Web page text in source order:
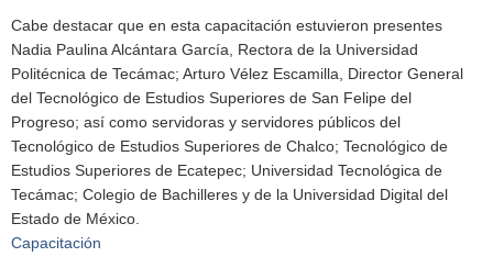
Cabe destacar que en esta capacitación estuvieron presentes
Nadia Paulina Alcántara García, Rectora de la Universidad
Politécnica de Tecámac; Arturo Vélez Escamilla, Director General
del Tecnológico de Estudios Superiores de San Felipe del
Progreso; así como servidoras y servidores públicos del
Tecnológico de Estudios Superiores de Chalco; Tecnológico de
Estudios Superiores de Ecatepec; Universidad Tecnológica de
Tecámac; Colegio de Bachilleres y de la Universidad Digital del
Estado de México.
Capacitación